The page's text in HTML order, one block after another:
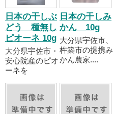
日本の干しぶ
どう 種無し
ピオーネ 10g
大分県宇佐市・
安心院産のピオ
ーネを
日本の干しみ
かん 10g
大分県宇佐市、
杵築市の提携み
かん農家....